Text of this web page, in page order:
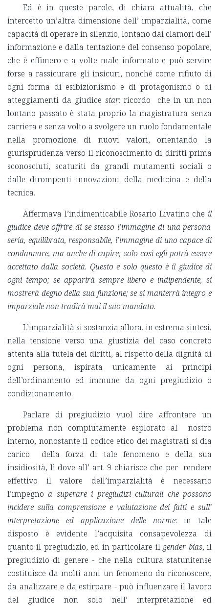
Ed è in queste parole, di chiara attualità, che
intercetto un’altra dimensione dell’ imparzialità, come
capacità di operare in silenzio, lontano dai clamori dell’
informazione e dalla tentazione del consenso popolare,
che è effimero e a volte male informato e può servire
forse a rassicurare gli insicuri, nonché come rifiuto di
ogni forma di esibizionismo e di protagonismo o di
atteggiamenti da giudice star: ricordo che in un non
lontano passato è stata proprio la magistratura senza
carriera e senza volto a svolgere un ruolo fondamentale
nella promozione di nuovi valori, orientando la
giurisprudenza verso il riconoscimento di diritti prima
sconosciuti, scaturiti da grandi mutamenti sociali o
dalle dirompenti innovazioni della medicina e della
tecnica.
Affermava l’indimenticabile Rosario Livatino che il
giudice deve offrire di se stesso l’immagine di una persona
seria, equilibrata, responsabile, l’immagine di uno capace di
condannare, ma anche di capire; solo così egli potrà essere
accettato dalla società. Questo e solo questo è il giudice di
ogni tempo; se apparirà sempre libero e indipendente, si
mostrerà degno della sua funzione; se si manterrà integro e
imparziale non tradirà mai il suo mandato.
L’imparzialità si sostanzia allora, in estrema sintesi,
nella tensione verso una giustizia del caso concreto
attenta alla tutela dei diritti, al rispetto della dignità di
ogni persona, ispirata unicamente ai principi
dell’ordinamento ed immune da ogni pregiudizio o
condizionamento.
Parlare di pregiudizio vuol dire affrontare un
problema non compiutamente esplorato al nostro
interno, nonostante il codice etico dei magistrati si dia
carico della forza di tale fenomeno e della sua
insidiosità, lì dove all’ art. 9 chiarisce che per rendere
effettivo il valore dell’imparzialità è necessario
l’impegnoa superare i pregiudizi culturali che possono
incidere sulla comprensione e valutazione dei fatti e sull’
interpretazione ed applicazione delle norme: in tale
disposto è evidente l’acquisita consapevolezza di
quanto il pregiudizio, ed in particolare ilgender bias, il
pregiudizio di genere - che nella cultura statunitense
costituisce da molti anni un fenomeno da riconoscere,
da analizzare e da estirpare - può influenzare il lavoro
del giudice non solo nell’ interpretazione ed